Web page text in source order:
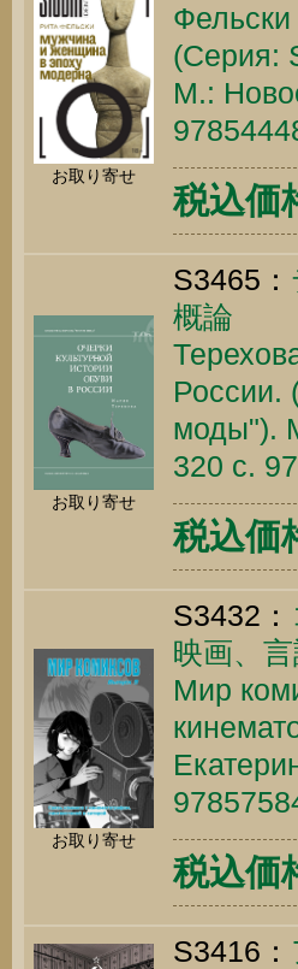
お取り寄せ
(Серия:
М.:
税込価
お取り寄せ
S3465：
概論
России.
моды").
320 c.
税込価
お取り寄せ
S3432：
映画、
Мир
税込価
S3416：